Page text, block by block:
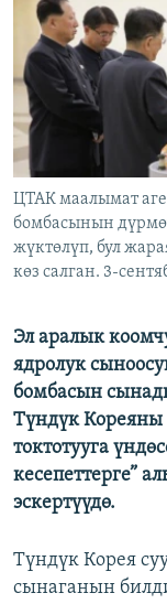
ЭЖЕ-СИҢДИЛЕР
АЗАТТЫК+
ЫҢГАЙСЫЗ
ОНЛАЙН ШЕРИНЕ
ЭЕ/АРнун
ЦТАК маалымат
бомбасынын
жүктөлүп, бул
көз салган. 3-
Эл аралык
ядролук
бомбасын
Түндүк
токтотууга
кесепеттерге”
эскертүүдө.
Түндүк Корея
сынаганын